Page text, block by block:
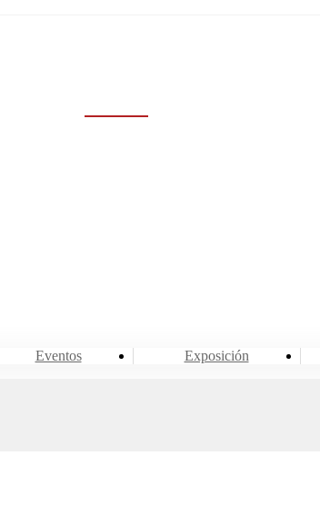
Eventos Exposición